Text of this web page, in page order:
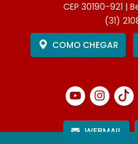
CEP 30190-921 |
(31)
COMO CHEGAR
WEBMAIL